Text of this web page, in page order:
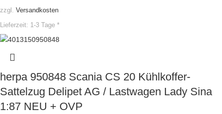
zzgl. Versandkosten
Lieferzeit: 1-3 Tage *
herpa 950848 Scania CS 20 Kühlkoffer-
Sattelzug Delipet AG / Lastwagen Lady Sina
1:87 NEU + OVP